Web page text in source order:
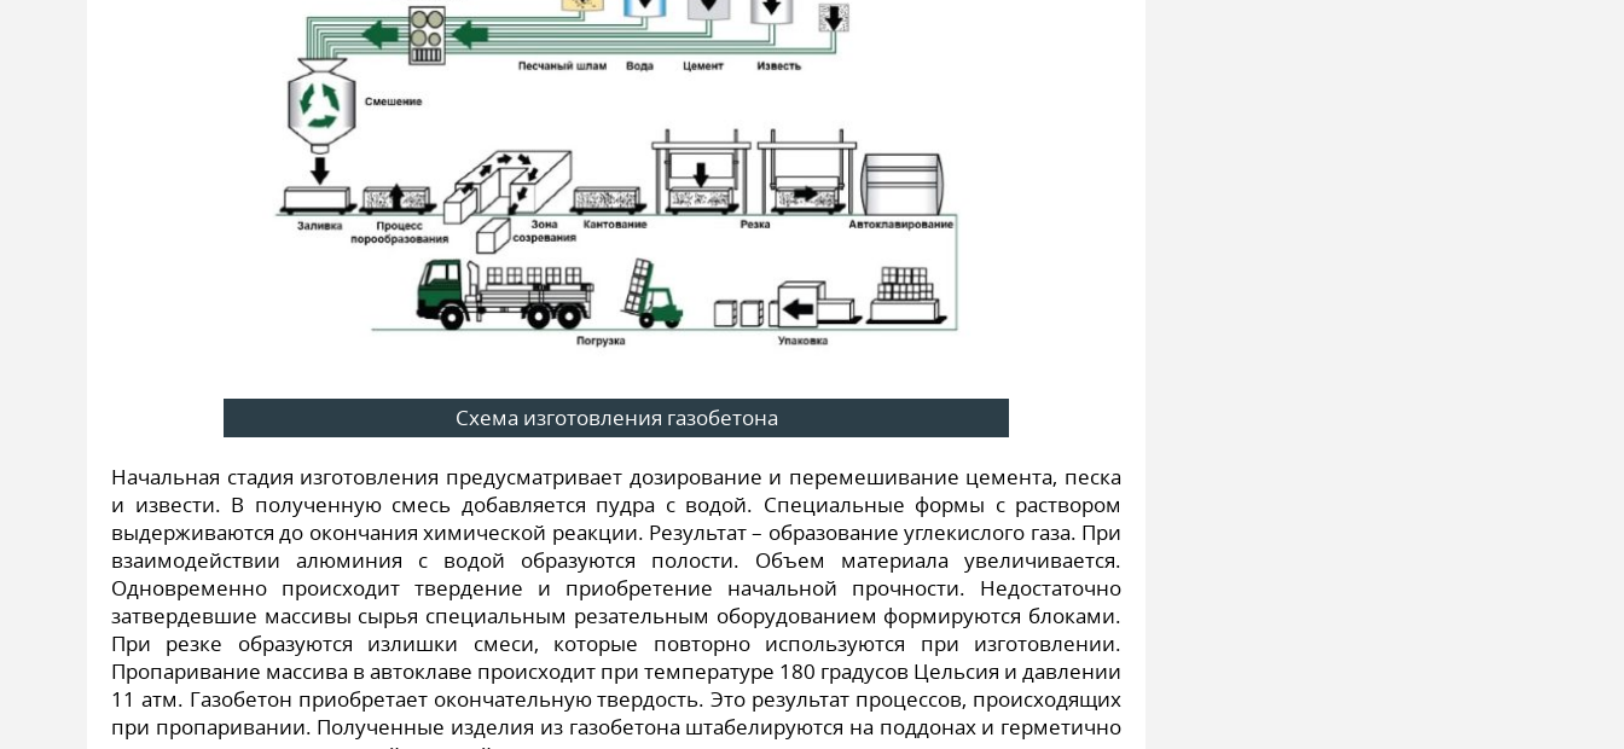
Схема изготовления газобетона
Начальная стадия изготовления предусматривает дозирование и перемешивание цемента, песка
и извести. В полученную смесь добавляется пудра с водой. Специальные формы с раствором
выдерживаются до окончания химической реакции. Результат – образование углекислого газа. При
взаимодействии алюминия с водой образуются полости. Объем материала увеличивается.
Одновременно происходит твердение и приобретение начальной прочности. Недостаточно
затвердевшие массивы сырья специальным резательным оборудованием формируются блоками.
При резке образуются излишки смеси, которые повторно используются при изготовлении.
Пропаривание массива в автоклаве происходит при температуре 180 градусов Цельсия и давлении
11 атм. Газобетон приобретает окончательную твердость. Это результат процессов, происходящих
при пропаривании. Полученные изделия из газобетона штабелируются на поддонах и герметично